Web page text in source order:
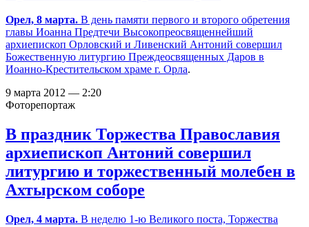
Орел, 8 марта. В день памяти первого и второго обретения
главы Иоанна Предтечи Высокопреосвященнейший
архиепископ Орловский и Ливенский Антоний совершил
Божественную литургию Преждеосвященных Даров в
Иоанно-Крестительском храме г. Орла.
9 марта 2012 — 2:20
Фоторепортаж
В праздник Торжества Православия
архиепископ Антоний совершил
литургию и торжественный молебен в
Ахтырском соборе
Орел, 4 марта. В неделю 1-ю Великого поста, Торжества